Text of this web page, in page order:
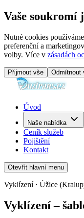
Vaše soukromí
Nutné cookies
preferenční a
volby. Více v zásadách
Přijmout vše Odmítnout
Úvod
Naše nabídka
Ceník služeb
Pojištění
Kontakt
Otevřít hlavní menu
Vyklízení · Úžice
Vyklízení –